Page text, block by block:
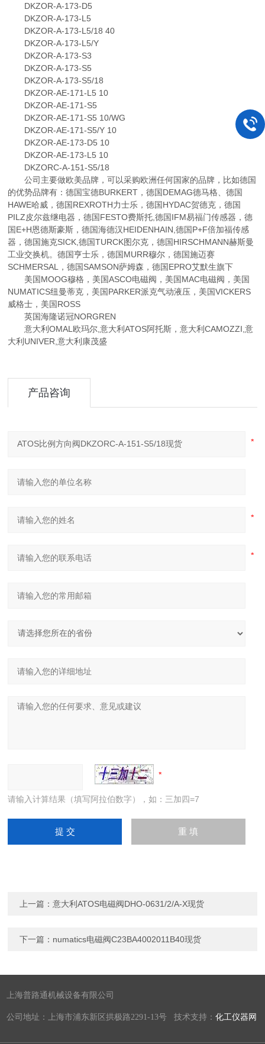
DKZOR-A-173-D5
DKZOR-A-173-L5
DKZOR-A-173-L5/18 40
DKZOR-A-173-L5/Y
DKZOR-A-173-S3
DKZOR-A-173-S5
DKZOR-A-173-S5/18
DKZOR-AE-171-L5 10
DKZOR-AE-171-S5
DKZOR-AE-171-S5 10/WG
DKZOR-AE-171-S5/Y 10
DKZOR-AE-173-D5 10
DKZOR-AE-173-L5 10
DKZORC-A-151-S5/18
公司主要做欧美品牌，可以采购欧洲任何国家的品牌，比如德国
的优势品牌有：德国宝德BURKERT，德国DEMAG德马格、德国
HAWE哈威，德国REXROTH力士乐，德国HYDAC贺德克，德国
PILZ皮尔兹继电器，德国FESTO费斯托,德国IFM易福门传感器，德
国E+H恩德斯豪斯，德国海德汉HEIDENHAIN,德国P+F倍加福传感
器，德国施克SICK,德国TURCK图尔克，德国HIRSCHMANN赫斯曼
工业交换机。德国亨士乐，德国MURR穆尔，德国施迈赛
SCHMERSAL，德国SAMSON萨姆森，德国EPRO艾默生旗下
美国MOOG穆格，美国ASCO电磁阀，美国MAC电磁阀，美国
NUMATICS纽曼蒂克，美国PARKER派克气动液压，美国VICKERS
威格士，美国ROSS
英国海隆诺冠NORGREN
意大利OMAL欧玛尔,意大利ATOS阿托斯，意大利CAMOZZI,意
大利UNIVER,意大利康茂盛
产品咨询
请输入计算结果（填写阿拉伯数字），如：三加四=7
上一篇：意大利ATOS电磁阀DHO-0631/2/A-X现货
下一篇： numatics电磁阀C23BA4002011B40现货
上海普路通机械设备有限公司
公司地址：上海市浦东新区拱极路2291-13号 技术支持：化工仪器网